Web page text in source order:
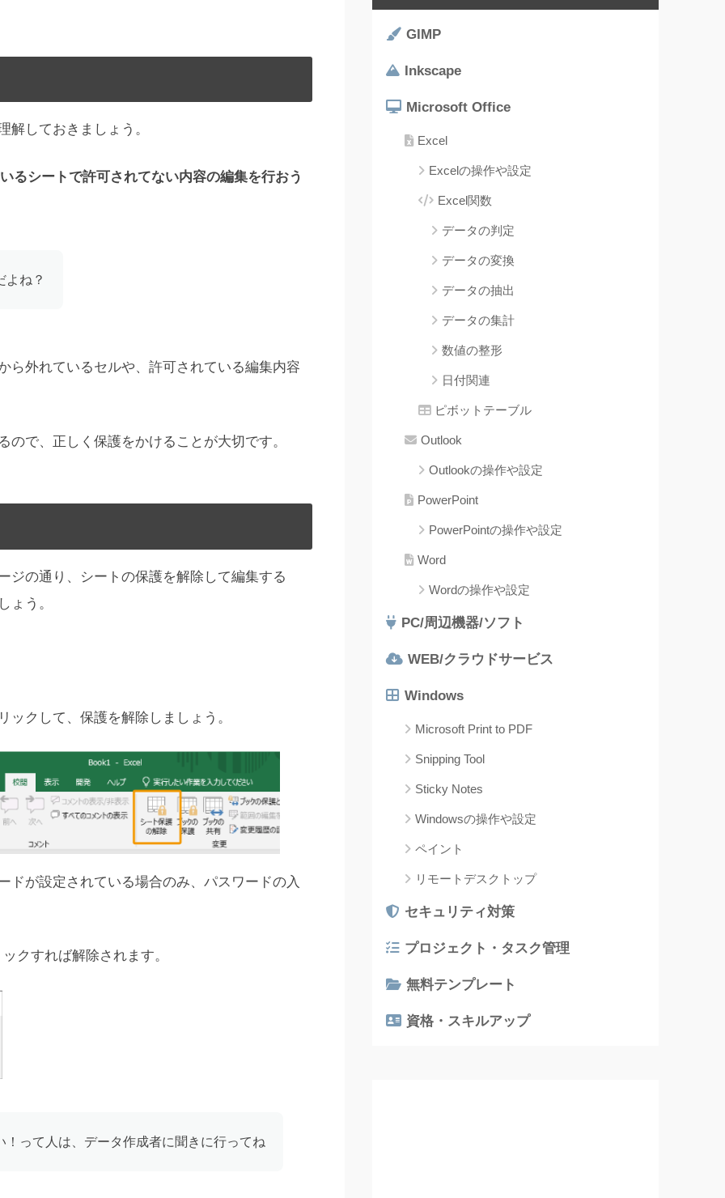
解しておきましょう。
るシートで許可されてない内容の編集を行おう
よね？
ら外れているセルや、許可されている編集内容
で、正しく保護をかけることが大切です。
ジの通り、シートの保護を解除して編集する
ょう。
クして、保護を解除しましょう。
ドが設定されている場合のみ、パスワードの入
クすれば解除されます。
！って人は、データ作成者に聞きに行ってね
GIMP
Inkscape
Microsoft Office
Excel
Excelの操作や設定
Excel関数
データの判定
データの変換
データの抽出
データの集計
数値の整形
日付関連
ピボットテーブル
Outlook
Outlookの操作や設定
PowerPoint
PowerPointの操作や設定
Word
Wordの操作や設定
PC/周辺機器/ソフト
WEB/クラウドサービス
Windows
Microsoft Print to PDF
Snipping Tool
Sticky Notes
Windowsの操作や設定
ペイント
リモートデスクトップ
セキュリティ対策
プロジェクト・タスク管理
無料テンプレート
資格・スキルアップ